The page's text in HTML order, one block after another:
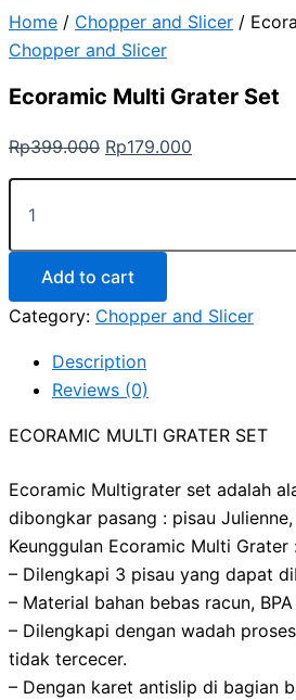
Home / Chopper and Slicer /
Chopper and Slicer
Ecoramic Multi Grater Set
Rp399.000 Rp179.000
Add to cart
Category: Chopper and Slicer
Description
Reviews (0)
ECORAMIC MULTI GRATER SET
Ecoramic Multigrater set adalah
dibongkar pasang : pisau
Keunggulan Ecoramic Multi Grater
– Dilengkapi 3 pisau yang dapat
– Material bahan bebas racun,
– Dilengkapi dengan wadah
tidak tercecer.
– Dengan karet antislip di bagian